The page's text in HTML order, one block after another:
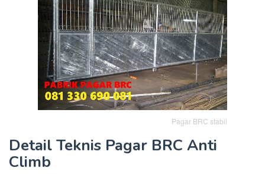
Pagar BRC stabil
Detail Teknis Pagar BRC Anti
Climb